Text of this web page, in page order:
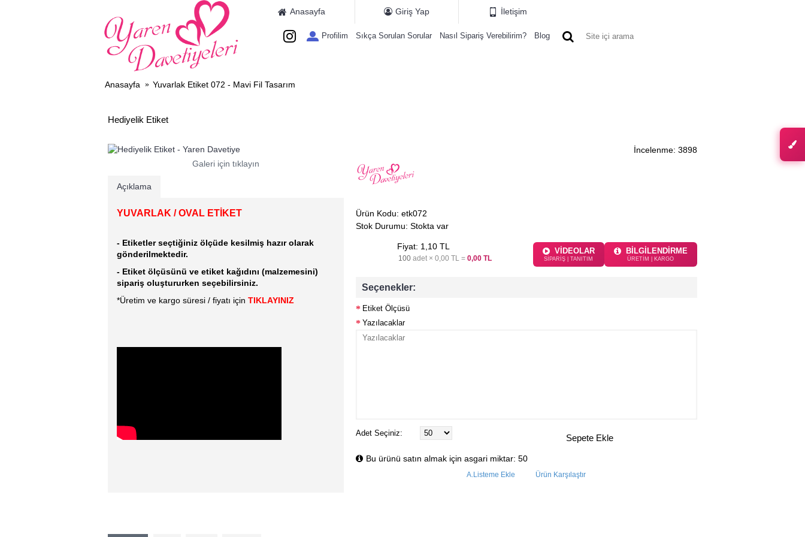
Anasayfa Giriş Yap İletişim
Profilim Sıkça Sorulan Sorular Nasıl Sipariş Verebilirim? Blog
Anasayfa Yuvarlak Etiket 072 - Mavi Fil Tasarım
Hediyelik Etiket
Galeri için tıklayın
Açıklama
YUVARLAK / OVAL ETİKET
- Etiketler seçtiğiniz ölçüde kesilmiş hazır olarak
gönderilmektedir.
- Etiket ölçüsünü ve etiket kağıdını (malzemesini)
sipariş oluştururken seçebilirsiniz.
*Üretim ve kargo süresi / fiyatı için TIKLAYINIZ
İncelenme: 3898
Ürün Kodu: etk072
Stok Durumu: Stokta var
Fiyat: 1,10 TL
100adet × 0,00 TL= 0,00 TL
VİDEOLAR
SİPARİŞ | TANITIM
BİLGİLENDİRME
ÜRETİM | KARGO
Seçenekler:
Etiket Ölçüsü
Yazılacaklar
Adet Seçiniz: Sepete Ekle
Bu ürünü satın almak için asgari miktar: 50
A.Listeme Ekle Ürün Karşılaştır